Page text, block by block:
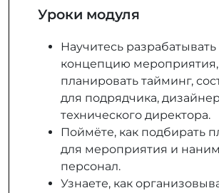
Уроки модуля
Научитесь разрабатывать
концепцию мероприятия,
планировать тайминг,
для подрядчика,
технического директора.
Поймёте, как подбирать
для мероприятия и
персонал.
Узнаете, как